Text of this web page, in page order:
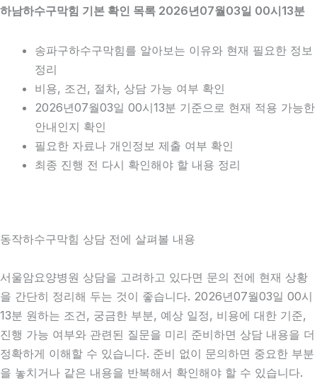
하남하수구막힘 기본 확인 목록 2026년07월03일 00시13분
송파구하수구막힘를 알아보는 이유와 현재 필요한 정보
정리
비용, 조건, 절차, 상담 가능 여부 확인
2026년07월03일 00시13분 기준으로 현재 적용 가능한
안내인지 확인
필요한 자료나 개인정보 제출 여부 확인
최종 진행 전 다시 확인해야 할 내용 정리
동작하수구막힘 상담 전에 살펴볼 내용
서울암요양병원 상담을 고려하고 있다면 문의 전에 현재 상황
을 간단히 정리해 두는 것이 좋습니다. 2026년07월03일 00시
13분 원하는 조건, 궁금한 부분, 예상 일정, 비용에 대한 기준,
진행 가능 여부와 관련된 질문을 미리 준비하면 상담 내용을 더
정확하게 이해할 수 있습니다. 준비 없이 문의하면 중요한 부분
을 놓치거나 같은 내용을 반복해서 확인해야 할 수 있습니다.